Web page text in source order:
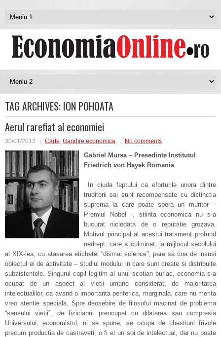
TAG ARCHIVES: ION POHOATA
Aerul rarefiat al economiei
30/01/2013 Carte, Gandire economica No comments
Gabriel Mursa – Presedinte Institutul
Friedrich von Hayek Romania
In ciuda faptului ca eforturile unora dintre
truditorii sai sunt recompensate cu distinctia
suprema la care poate spera un muritor –
Premiul Nobel -, stiinta economica nu s-a
bucurat niciodata de o reputatie grozava.
Motivul principal al acestui tratament profund
nedrept, care a culminat, la mijlocul secolului
al XIX-lea, cu atasarea etichetei “dismal science”, pare sa tina de insusi
obiectul ei de activitate – studiul modului in care sunt create si distribuite
subzistentele. Singurul copil legitim al unui scotian burlac, economia s-a
ocupat de un aspect al vietii umane considerat, de majoritatea
intelectualilor, ca avand o importanta periferica, marginala, care nu merita
vreo atentie speciala. Spre deosebire de filosoful macinat de problema
“sensului vietii”, de fizicianul preocupat cu dilatarea sau compresia
Universului, economistul, ni se spune, se ocupa de chestiuni frivole
precum productia de castraveti; o fi el un soi de intelectual, dar nu poate